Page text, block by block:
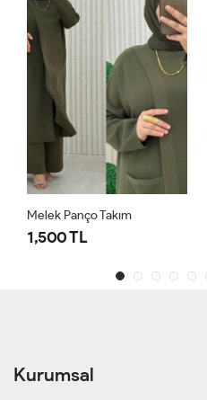
Melek Panço Takım
1,500 TL
Kurumsal